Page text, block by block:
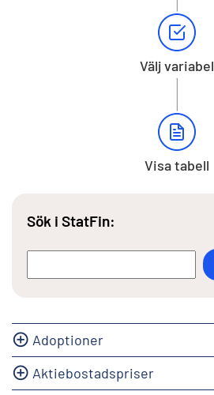
Välj variabel
Visa tabell
Sök i StatFin:
Adoptioner
Aktiebostadspriser